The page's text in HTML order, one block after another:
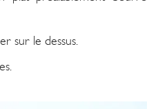
sur le dessus.